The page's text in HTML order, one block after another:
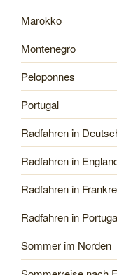
Marokko
Montenegro
Peloponnes
Portugal
Radfahren in
Radfahren in
Radfahren in
Radfahren in
Sommer im Norden